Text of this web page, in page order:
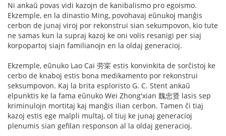
Ni ankaŭ povas vidi kazojn de kanibalismo pro egoismo.
Ekzemple, en la dinastio Ming, povohavaj eŭnukoj manĝis
cerbon de junaj viroj por rekonstrui sian sekumpovon, kio tute
ne samas kun la supraj kazoj ke oni volis resanigi per siaj
korpopartoj siajn familianojn en la oldaj generacioj.
Ekzemple, eŭnuko Lao Cai 劳寀 estis konvinkita de sorĉistoj ke
cerbo de knaboj estis bona medikamento por rekonstrui
seksumpovon. Kaj la brita esploristo G. C. Stent ankaŭ
elpunktis ke la fama eŭnuko Wei Zhong'xian 魏忠贤 lasis sep
kriminulojn mortitaj kaj manĝis ilian cerbon. Tamen ĉi tiaj
kazoj estis ege malpli multaj, ol tiuj ke junaj generacioj
plenumis sian gefilan responson al la oldaj generacioj.